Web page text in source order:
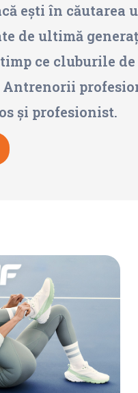
ești în căutarea
de ultimă
ce cluburile
și profesionist.